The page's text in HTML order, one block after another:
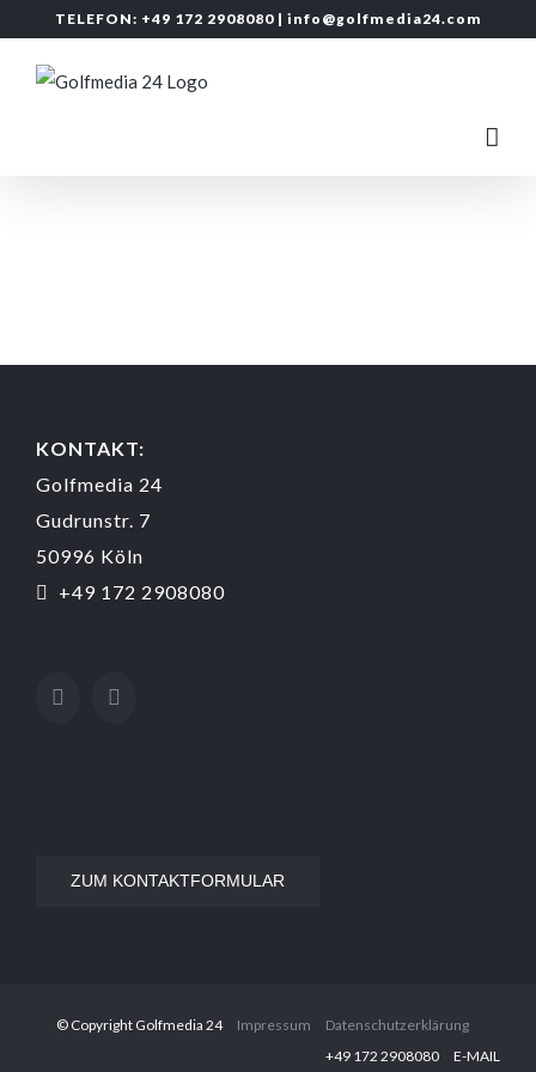
springen
TELEFON: +49 172 2908080 | info@golfmedia24.com
KONTAKT:
Golfmedia 24
Gudrunstr. 7
50996 Köln
+49 172 2908080
ZUM KONTAKTFORMULAR
© Copyright Golfmedia 24 Impressum
Datenschutzerklärung
‭+49 172 2908080‬
E-MAIL